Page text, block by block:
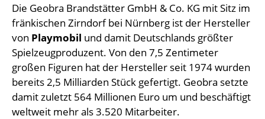
Die Geobra Brandstätter GmbH & Co. KG mit Sitz im
fränkischen Zirndorf bei Nürnberg ist der Hersteller
von Playmobil und damit Deutschlands größter
Spielzeugproduzent. Von den 7,5 Zentimeter
großen Figuren hat der Hersteller seit 1974 wurden
bereits 2,5 Milliarden Stück gefertigt. Geobra setzte
damit zuletzt 564 Millionen Euro um und beschäftigt
weltweit mehr als 3.520 Mitarbeiter.